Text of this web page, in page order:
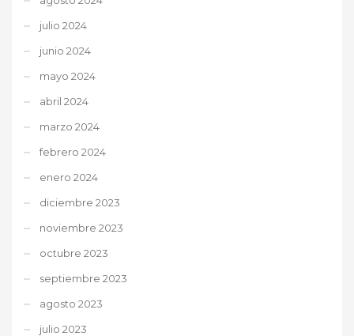
julio 2024
junio 2024
mayo 2024
abril 2024
marzo 2024
febrero 2024
enero 2024
diciembre 2023
noviembre 2023
octubre 2023
septiembre 2023
agosto 2023
julio 2023